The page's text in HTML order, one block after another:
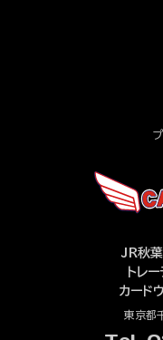
JR秋
トレ
カード
東京都